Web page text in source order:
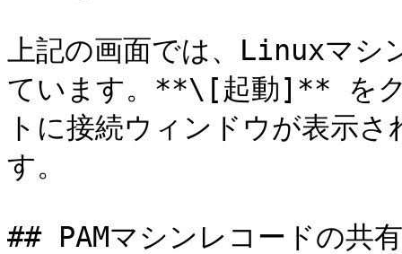
上記の画面では、Linuxマシ
ています。**\[起動]** をク
トに接続ウィンドウが表示
す。
## PAMマシンレコードの共有